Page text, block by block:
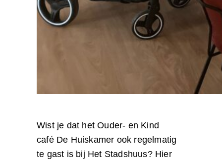
Wist je dat het Ouder- en Kind
café De Huiskamer ook regelmatig
te gast is bij Het Stadshuus? Hier